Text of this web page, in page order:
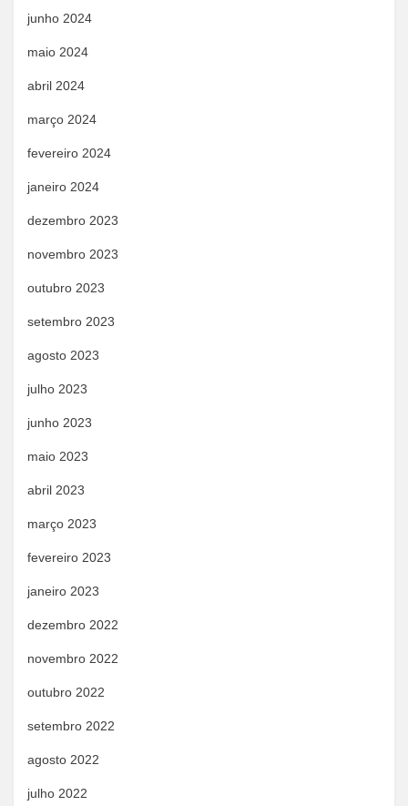
junho 2024
maio 2024
abril 2024
março 2024
fevereiro 2024
janeiro 2024
dezembro 2023
novembro 2023
outubro 2023
setembro 2023
agosto 2023
julho 2023
junho 2023
maio 2023
abril 2023
março 2023
fevereiro 2023
janeiro 2023
dezembro 2022
novembro 2022
outubro 2022
setembro 2022
agosto 2022
julho 2022